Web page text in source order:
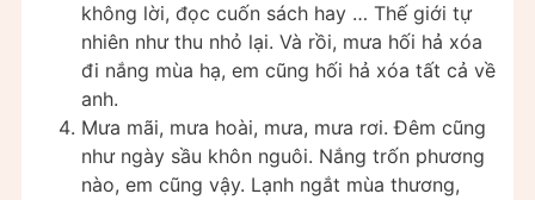
không lời, đọc cuốn sách hay … Thế giới tự
nhiên như thu nhỏ lại. Và rồi, mưa hối hả xóa
đi nắng mùa hạ, em cũng hối hả xóa tất cả về
anh.
Mưa mãi, mưa hoài, mưa, mưa rơi. Đêm cũng
như ngày sầu khôn nguôi. Nắng trốn phương
nào, em cũng vậy. Lạnh ngắt mùa thương,